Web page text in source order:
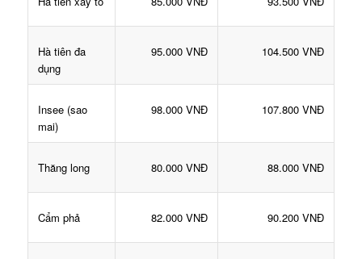
Hà tiên đa
dụng
95.000 VNĐ 104.500 VNĐ
Insee (sao
mai)
98.000 VNĐ 107.800 VNĐ
Thăng long 80.000 VNĐ 88.000 VNĐ
Cẩm phả 82.000 VNĐ 90.200 VNĐ